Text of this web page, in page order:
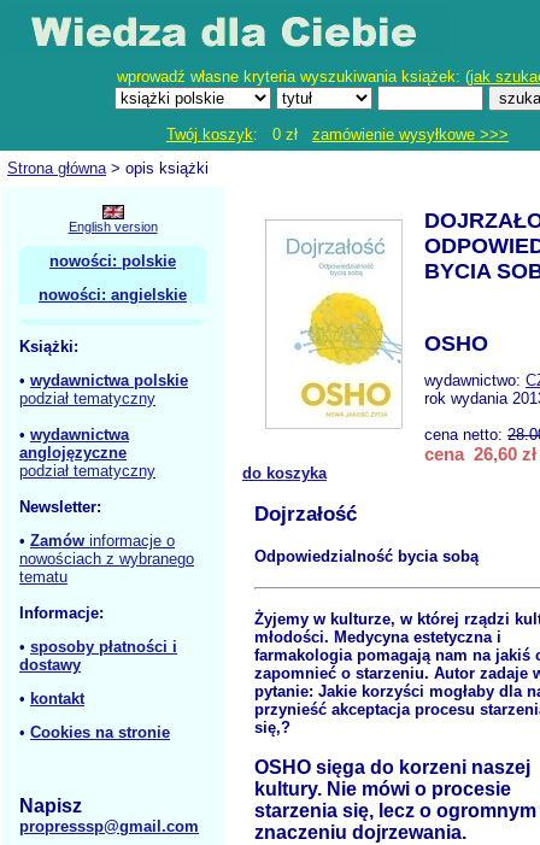
wprowadź własne kryteria wyszukiwania książek: (jak
Twój koszyk: 0 zł zamówienie wysyłkowe >>>
Strona główna> opis książki
English version
nowości: polskie
nowości: angielskie
Książki:
• wydawnictwa polskie
podział tematyczny
• wydawnictwa
anglojęzyczne
podział tematyczny
Newsletter:
• Zamów informacje o
nowościach z wybranego
tematu
Informacje:
• sposoby płatności i
dostawy
• kontakt
• Cookies na stronie
Napisz
propresssp@gmail.com
BYCIA
OSHO
wydawnictwo:
rok wydania
cena netto:
cena 26,60 zł
do koszyka
Dojrzałość
Odpowiedzialność bycia sobą
Żyjemy w kulturze, w której rządzi
młodości. Medycyna estetyczna i
farmakologia pomagają nam na jakiś
zapomnieć o starzeniu. Autor zadaje
pytanie: Jakie korzyści mogłaby dla
przynieść akceptacja procesu
się,?
OSHO sięga do korzeni naszej
kultury. Nie mówi o procesie
starzenia się, lecz o ogromnym
znaczeniu dojrzewania.